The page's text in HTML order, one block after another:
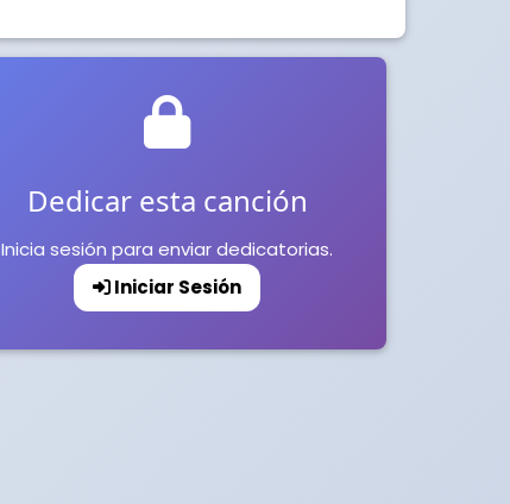
Dedicar esta canción
Inicia sesión para enviar dedicatorias.
Iniciar Sesión